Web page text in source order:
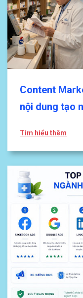
Content
nội dung tạo
Tìm hiểu thêm